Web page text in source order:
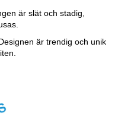
är slät och stadig,
är trendig och unik